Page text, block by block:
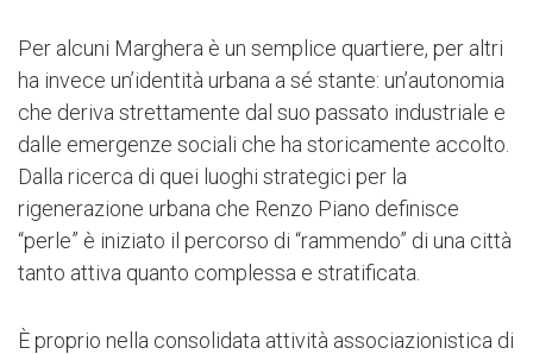
Per alcuni Marghera è un semplice quartiere, per altri
ha invece un’identità urbana a sé stante: un’autonomia
che deriva strettamente dal suo passato industriale e
dalle emergenze sociali che ha storicamente accolto.
Dalla ricerca di quei luoghi strategici per la
rigenerazione urbana che Renzo Piano definisce
“perle” è iniziato il percorso di “rammendo” di una città
tanto attiva quanto complessa e stratificata.
È proprio nella consolidata attività associazionistica di